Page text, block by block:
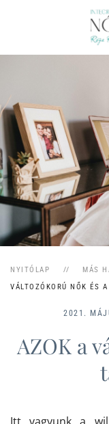
Skip to main
NYITÓLAP MÁS
VÁLTOZÓKORÚ NŐK ÉS
2021.
AZOK a